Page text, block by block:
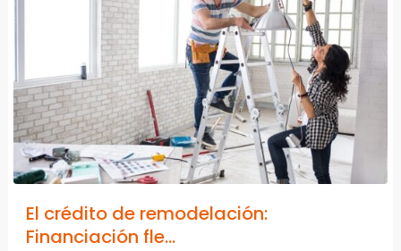
El crédito de remodelación:
Financiación fle...